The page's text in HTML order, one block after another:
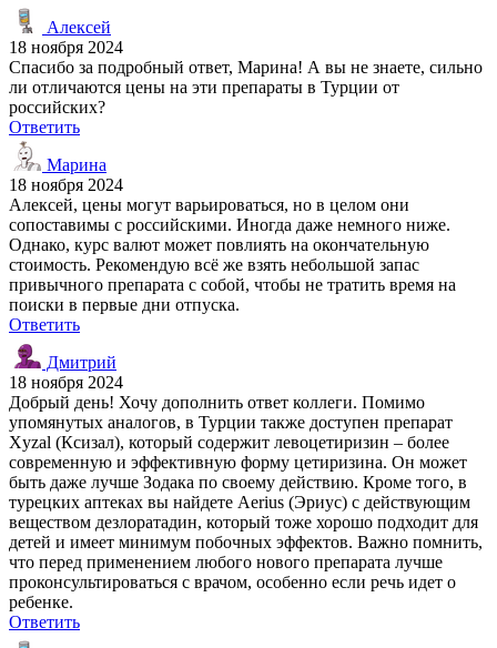
Алексей
18 ноября 2024
Спасибо за подробный ответ, Марина! А вы не знаете, сильно
ли отличаются цены на эти препараты в Турции от
российских?
Ответить
Марина
18 ноября 2024
Алексей, цены могут варьироваться, но в целом они
сопоставимы с российскими. Иногда даже немного ниже.
Однако, курс валют может повлиять на окончательную
стоимость. Рекомендую всё же взять небольшой запас
привычного препарата с собой, чтобы не тратить время на
поиски в первые дни отпуска.
Ответить
Дмитрий
18 ноября 2024
Добрый день! Хочу дополнить ответ коллеги. Помимо
упомянутых аналогов, в Турции также доступен препарат
Xyzal (Ксизал), который содержит левоцетиризин – более
современную и эффективную форму цетиризина. Он может
быть даже лучше Зодака по своему действию. Кроме того, в
турецких аптеках вы найдете Aerius (Эриус) с действующим
веществом дезлоратадин, который тоже хорошо подходит для
детей и имеет минимум побочных эффектов. Важно помнить,
что перед применением любого нового препарата лучше
проконсультироваться с врачом, особенно если речь идет о
ребенке.
Ответить